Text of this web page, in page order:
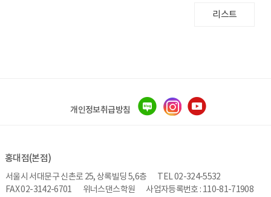
리스트
개인정보취급방침
홍대점(본점)
서울시 서대문구 신촌로 25, 상록빌딩 5,6층
TEL 02-324-5532
FAX 02-3142-6701
위너스댄스학원
사업자등록번호 : 110-81-71908